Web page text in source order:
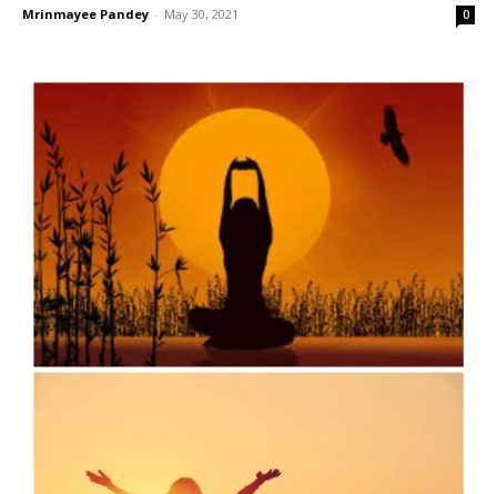
Mrinmayee Pandey - May 30, 2021 0